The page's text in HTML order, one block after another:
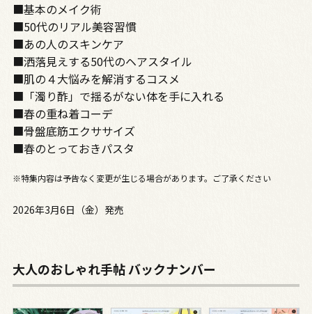
■基本のメイク術
■50代のリアル美容習慣
■あの人のスキンケア
■洒落見えする50代のヘアスタイル
■肌の４大悩みを解消するコスメ
■「濁り酢」で揺るがない体を手に入れる
■春の重ね着コーデ
■骨盤底筋エクササイズ
■春のとっておきパスタ
※特集内容は予告なく変更が生じる場合があります。ご了承ください
2026年3月6日（金）発売
大人のおしゃれ手帖 バックナンバー